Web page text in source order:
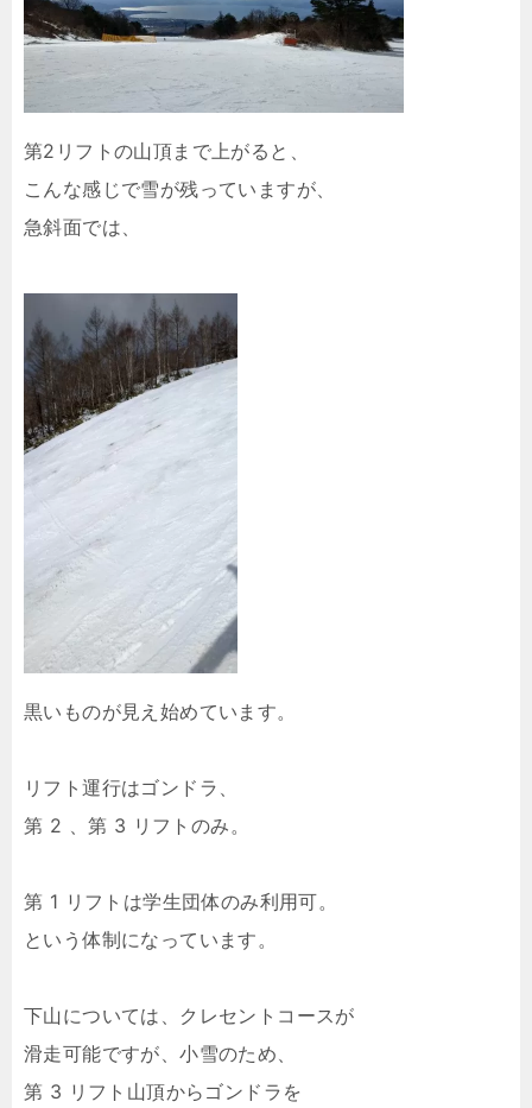
第2リフトの山頂まで上がると、
こんな感じで雪が残っていますが、
急斜面では、
黒いものが見え始めています。
リフト運行はゴンドラ、
第 2 、第 3 リフトのみ。
第 1 リフトは学生団体のみ利用可。
という体制になっています。
下山については、クレセントコースが
滑走可能ですが、小雪のため、
第 3 リフト山頂からゴンドラを